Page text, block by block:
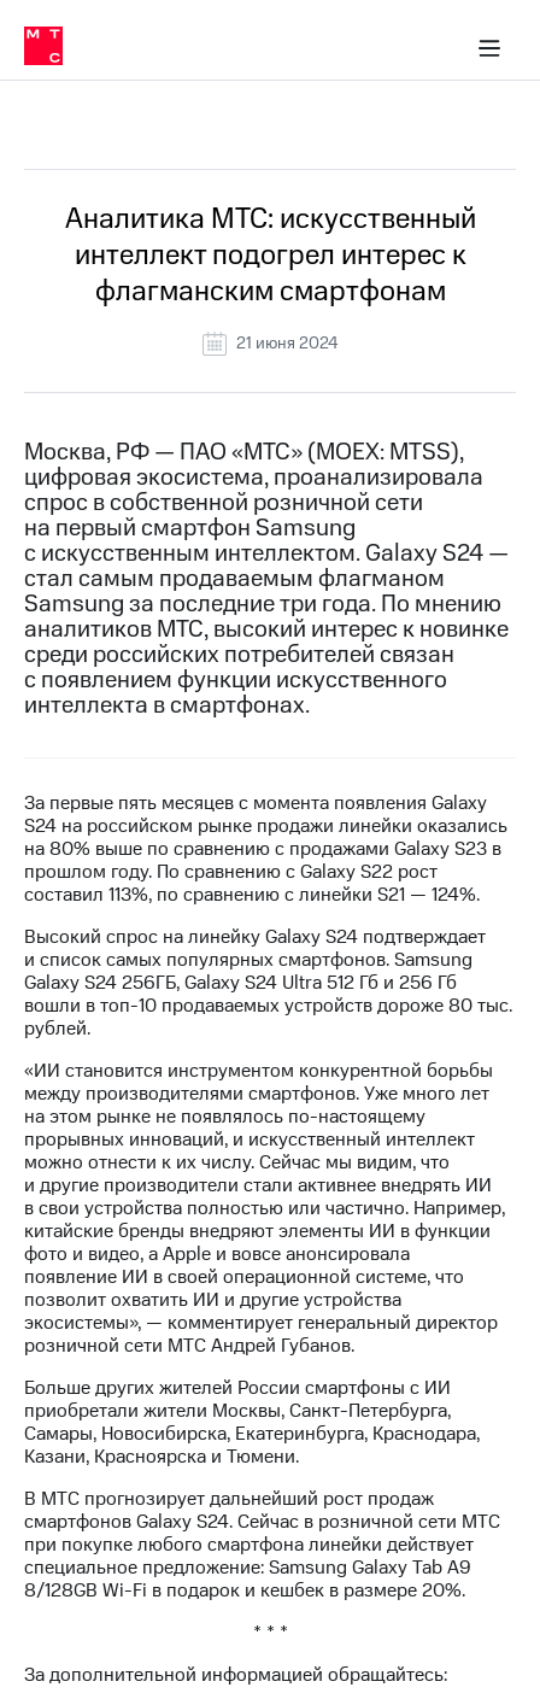
Медиа-центр
и акционерам
Устойчивое развитие
Комплаенс и деловая этика
компании
Карьера
История
компании
Руководство
информация
Контакты
Медиа-центр
Пресс-
релизы
МТС
о технологиях
Достижения
Интервью
Контакты
Новости
в
регионе
и акционерам
Корпоративное
управление
секретарь
Раскрытие
информации
Информация
акционерам
Документы
ПАО
"МТС"
Собрания
акционеров
Личный
кабинет
акционера
Акционерный
капитал
Контроль
и
аудит
Рынок
акций
Описание
Программа
приобретения
Дивиденды
в МТС
Пресс-
релизы
МТС
о технологиях
Аналитика МТС: искусственный
интеллект подогрел интерес к
флагманским смартфонам
21 июня 2024
Москва, РФ — ПАО «МТС» (MOEX: MTSS),
цифровая экосистема, проанализировала
спрос в собственной розничной сети
на первый смартфон Samsung
с искусственным интеллектом. Galaxy S24 —
стал самым продаваемым флагманом
Samsung за последние три года. По мнению
аналитиков МТС, высокий интерес к новинке
среди российских потребителей связан
с появлением функции искусственного
интеллекта в смартфонах.
За первые пять месяцев с момента появления Galaxy
S24 на российском рынке продажи линейки оказались
на 80% выше по сравнению с продажами Galaxy S23 в
прошлом году. По сравнению с Galaxy S22 рост
составил 113%, по сравнению с линейки S21 — 124%.
Высокий спрос на линейку Galaxy S24 подтверждает
и список самых популярных смартфонов. Samsung
Galaxy S24 256ГБ, Galaxy S24 Ultra 512 Гб и 256 Гб
вошли в топ-10 продаваемых устройств дороже 80 тыс.
рублей.
«ИИ становится инструментом конкурентной борьбы
между производителями смартфонов. Уже много лет
на этом рынке не появлялось по-настоящему
прорывных инноваций, и искусственный интеллект
можно отнести к их числу. Сейчас мы видим, что
и другие производители стали активнее внедрять ИИ
в свои устройства полностью или частично. Например,
китайские бренды внедряют элементы ИИ в функции
фото и видео, а Apple и вовсе анонсировала
появление ИИ в своей операционной системе, что
позволит охватить ИИ и другие устройства
экосистемы», — комментирует генеральный директор
розничной сети МТС Андрей Губанов.
Больше других жителей России смартфоны с ИИ
приобретали жители Москвы, Санкт-Петербурга,
Самары, Новосибирска, Екатеринбурга, Краснодара,
Казани, Красноярска и Тюмени.
В МТС прогнозирует дальнейший рост продаж
смартфонов Galaxy S24. Сейчас в розничной сети МТС
при покупке любого смартфона линейки действует
специальное предложение: Samsung Galaxy Tab A9
8/128GB Wi-Fi в подарок и кешбек в размере 20%.
* * *
За дополнительной информацией обращайтесь: